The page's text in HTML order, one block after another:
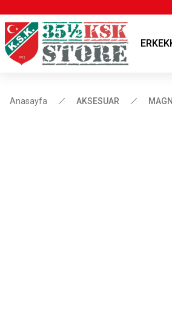
ERKEK
Anasayfa AKSESUAR